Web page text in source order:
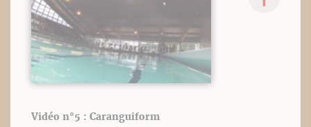
Vidéo n°5 : Caranguiform